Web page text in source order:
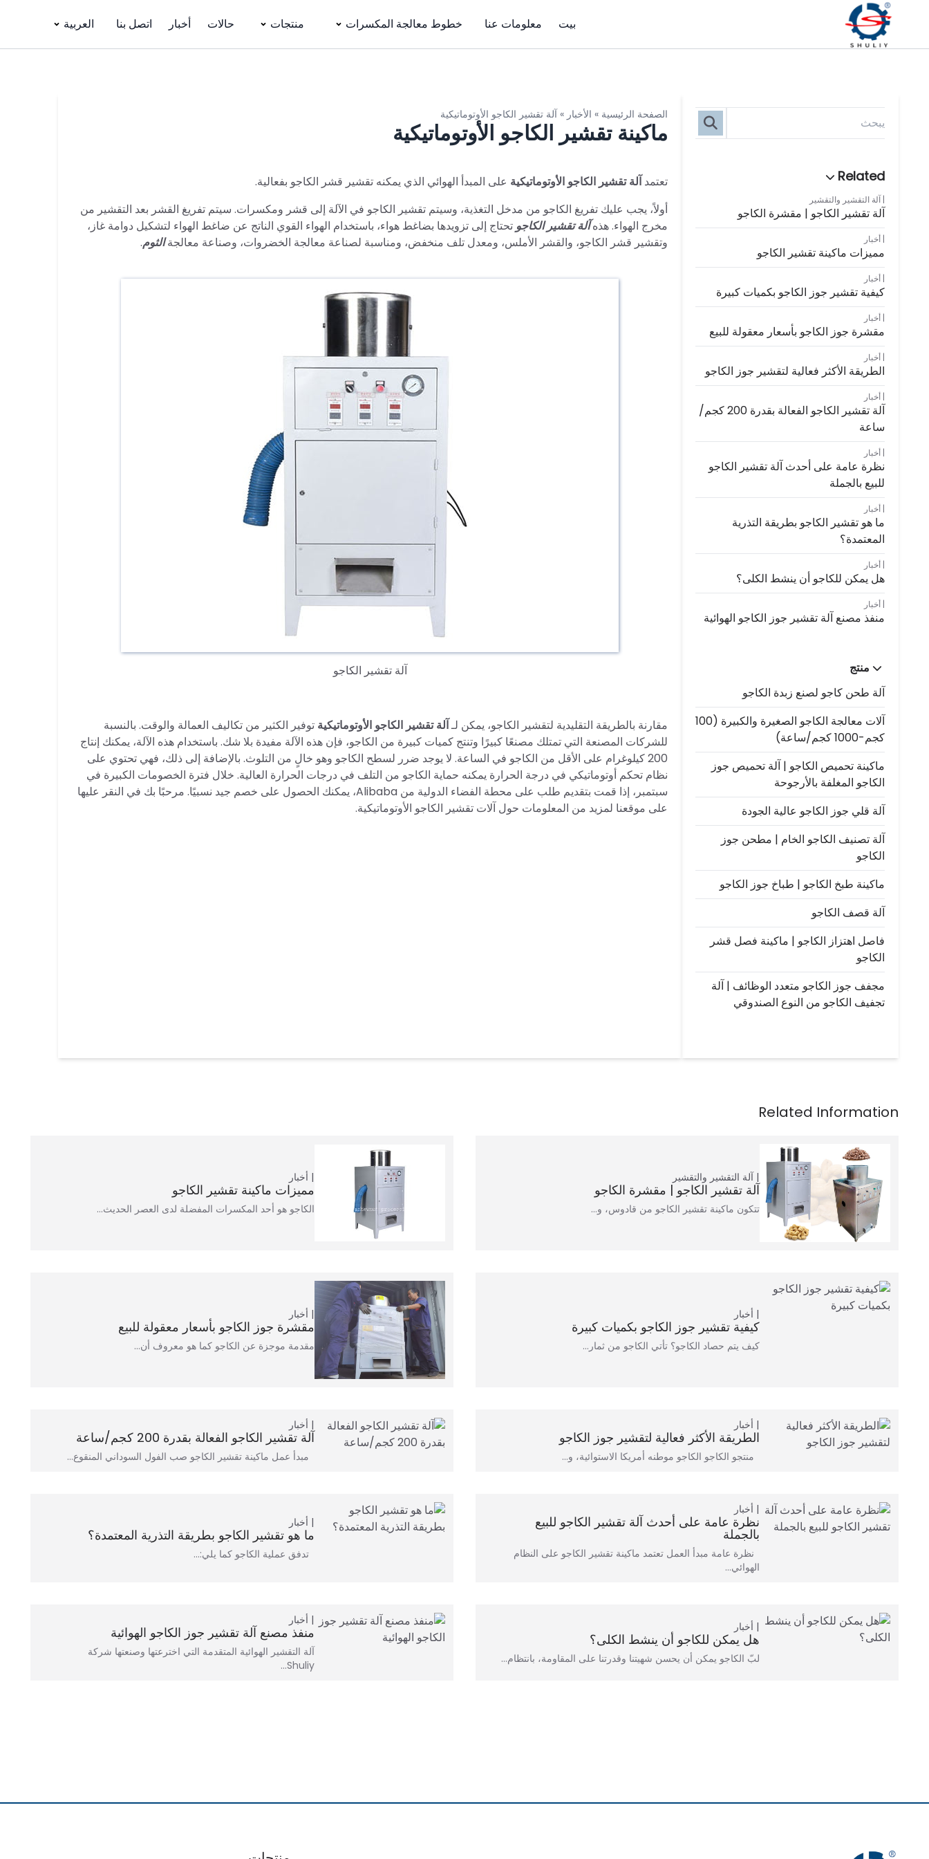
بيت معلومات عنا خطوط معالجة المكسرات منتجات حالات أخبار اتصل بنا العربية
آلة التقشير والتقشير
آلة تقشير الكاجو | مقشرة الكاجو
أخبار
مميزات ماكينة تقشير الكاجو
أخبار
كيفية تقشير جوز الكاجو بكميات كبيرة
أخبار
مقشرة جوز الكاجو بأسعار معقولة للبيع
أخبار
الطريقة الأكثر فعالية لتقشير جوز الكاجو
أخبار
آلة تقشير الكاجو الفعالة بقدرة 200 كجم/
ساعة
أخبار
نظرة عامة على أحدث آلة تقشير الكاجو
للبيع بالجملة
أخبار
ما هو تقشير الكاجو بطريقة التذرية
المعتمدة؟
أخبار
هل يمكن للكاجو أن ينشط الكلى؟
أخبار
منفذ مصنع آلة تقشير جوز الكاجو الهوائية
منتج
آلة طحن كاجو لصنع زبدة الكاجو
آلات معالجة الكاجو الصغيرة والكبيرة (100
كجم-1000 كجم/ساعة)
ماكينة تحميص الكاجو | آلة تحميص جوز
الكاجو المغلفة بالأرجوحة
آلة قلي جوز الكاجو عالية الجودة
آلة تصنيف الكاجو الخام | مطحن جوز
الكاجو
ماكينة طبخ الكاجو | طباخ جوز الكاجو
آلة قصف الكاجو
فاصل اهتزاز الكاجو | ماكينة فصل قشر
الكاجو
مجفف جوز الكاجو متعدد الوظائف | آلة
تجفيف الكاجو من النوع الصندوقي
الصفحة الرئيسية » الأخبار » آلة تقشير الكاجو الأوتوماتيكية
ماكينة تقشير الكاجو الأوتوماتيكية
تعتمد آلة تقشير الكاجو الأوتوماتيكية على المبدأ الهوائي الذي يمكنه تقشير قشر الكاجو بفعالية.
أولاً، يجب عليك تفريغ الكاجو من مدخل التغذية، وسيتم تقشير الكاجو في الآلة إلى قشر ومكسرات. سيتم تفريغ القشر بعد التقشير من
مخرج الهواء. هذهآلة تقشير الكاجو تحتاج إلى تزويدها بضاغط هواء، باستخدام الهواء القوي الناتج عن ضاغط الهواء لتشكيل دوامة غاز،
وتقشير قشر الكاجو، والقشر الأملس، ومعدل تلف منخفض، ومناسبة لصناعة معالجة الخضروات، وصناعة معالجةالثوم.
آلة تقشير الكاجو
مقارنة بالطريقة التقليدية لتقشير الكاجو، يمكن لـآلة تقشير الكاجو الأوتوماتيكية توفير الكثير من تكاليف العمالة والوقت. بالنسبة
للشركات المصنعة التي تمتلك مصنعًا كبيرًا وتنتج كميات كبيرة من الكاجو، فإن هذه الآلة مفيدة بلا شك. باستخدام هذه الآلة، يمكنك إنتاج
200 كيلوغرام على الأقل من الكاجو في الساعة. لا يوجد ضرر لسطح الكاجو وهو خالٍ من التلوث. بالإضافة إلى ذلك، فهي تحتوي على
نظام تحكم أوتوماتيكي في درجة الحرارة يمكنه حماية الكاجو من التلف في درجات الحرارة العالية. خلال فترة الخصومات الكبيرة في
سبتمبر، إذا قمت بتقديم طلب على محطة الفضاء الدولية من Alibaba، يمكنك الحصول على خصم جيد نسبيًا. مرحبًا بك في النقر عليها
على موقعنا لمزيد من المعلومات حول آلات تقشير الكاجو الأوتوماتيكية.
آلة التقشير والتقشير
آلة تقشير الكاجو | مقشرة الكاجو
تتكون ماكينة تقشير الكاجو من قادوس، و…
أخبار
مميزات ماكينة تقشير الكاجو
الكاجو هو أحد المكسرات المفضلة لدى العصر الحديث…
أخبار
كيفية تقشير جوز الكاجو بكميات كبيرة
كيف يتم حصاد الكاجو؟ تأتي الكاجو من ثمار…
أخبار
مقشرة جوز الكاجو بأسعار معقولة للبيع
مقدمة موجزة عن الكاجو كما هو معروف أن…
أخبار
الطريقة الأكثر فعالية لتقشير جوز الكاجو
منتجو الكاجو الكاجو موطنه أمريكا الاستوائية، و…
أخبار
آلة تقشير الكاجو الفعالة بقدرة 200 كجم/ساعة
مبدأ عمل ماكينة تقشير الكاجو صب الفول السوداني المنقوع…
أخبار
نظرة عامة على أحدث آلة تقشير الكاجو للبيع
بالجملة
نظرة عامة مبدأ العمل تعتمد ماكينة تقشير الكاجو على النظام
الهوائي…
أخبار
ما هو تقشير الكاجو بطريقة التذرية المعتمدة؟
تدفق عملية الكاجو كما يلي:…
أخبار
هل يمكن للكاجو أن ينشط الكلى؟
لبّ الكاجو يمكن أن يحسن شهيتنا وقدرتنا على المقاومة، بانتظام…
أخبار
منفذ مصنع آلة تقشير جوز الكاجو الهوائية
آلة التقشير الهوائية المتقدمة التي اخترعتها وصنعتها شركة
Shuliy...